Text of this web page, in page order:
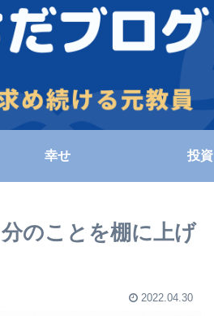
幸せ 投資
のことを棚に上げ
2022.04.30